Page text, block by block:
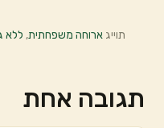
תוייגארוחה משפחתית, ללא
תגובה אחת